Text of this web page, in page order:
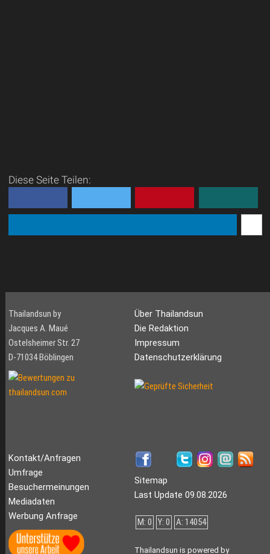
Diese Seite Teilen:
Thailandsun by
Jacques A. Maué
Ostelsheimer Str. 27
D-71034 Böblingen
Über Thailandsun
Die Redaktion
Impressum
Datenschutzerklärung
Kontakt/Anfragen
Umfrage
Besuchermeinungen
Mediadaten
Werbung Anfrage
Sitemap
Last Update 09.08.2026
M: 0 Y: 0 A: 14054
Thailandsun is powered by